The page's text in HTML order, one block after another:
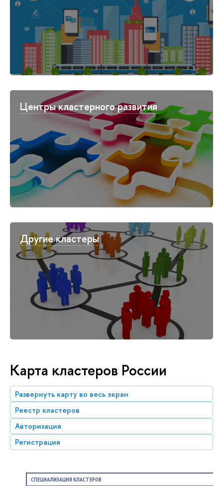
Центры кластерного развития
Другие кластеры
Карта кластеров России
Развернуть карту во весь экран
Реестр кластеров
Авторизация
Регистрация